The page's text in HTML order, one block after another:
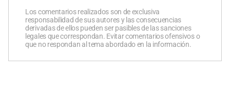
Los comentarios realizados son de exclusiva
responsabilidad de sus autores y las consecuencias
derivadas de ellos pueden ser pasibles de las sanciones
legales que correspondan. Evitar comentarios ofensivos o
que no respondan al tema abordado en la información.